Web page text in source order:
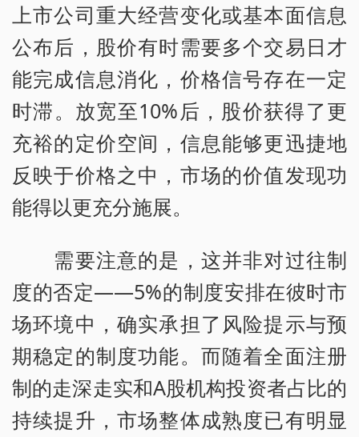
上市公司重大经营变化或基本面信息
公布后，股价有时需要多个交易日才
能完成信息消化，价格信号存在一定
时滞。放宽至10%后，股价获得了更
充裕的定价空间，信息能够更迅捷地
反映于价格之中，市场的价值发现功
能得以更充分施展。
需要注意的是，这并非对过往制
度的否定——5%的制度安排在彼时市
场环境中，确实承担了风险提示与预
期稳定的制度功能。而随着全面注册
制的走深走实和A股机构投资者占比的
持续提升，市场整体成熟度已有明显